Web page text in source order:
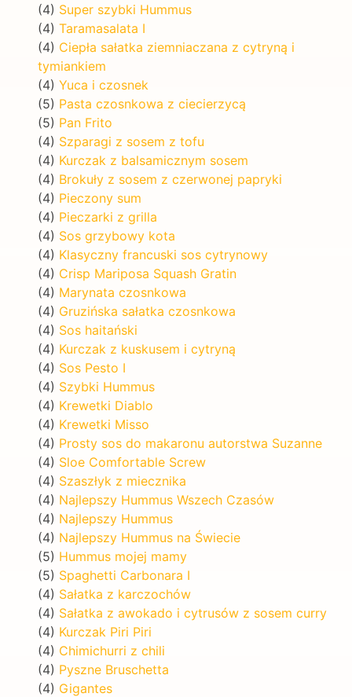
(4) Super szybki Hummus
(4) Taramasalata I
(4) Ciepła sałatka ziemniaczana z cytryną i
tymiankiem
(4) Yuca i czosnek
(5) Pasta czosnkowa z ciecierzycą
(5) Pan Frito
(4) Szparagi z sosem z tofu
(4) Kurczak z balsamicznym sosem
(4) Brokuły z sosem z czerwonej papryki
(4) Pieczony sum
(4) Pieczarki z grilla
(4) Sos grzybowy kota
(4) Klasyczny francuski sos cytrynowy
(4) Crisp Mariposa Squash Gratin
(4) Marynata czosnkowa
(4) Gruzińska sałatka czosnkowa
(4) Sos haitański
(4) Kurczak z kuskusem i cytryną
(4) Sos Pesto I
(4) Szybki Hummus
(4) Krewetki Diablo
(4) Krewetki Misso
(4) Prosty sos do makaronu autorstwa Suzanne
(4) Sloe Comfortable Screw
(4) Szaszłyk z miecznika
(4) Najlepszy Hummus Wszech Czasów
(4) Najlepszy Hummus
(4) Najlepszy Hummus na Świecie
(5) Hummus mojej mamy
(5) Spaghetti Carbonara I
(4) Sałatka z karczochów
(4) Sałatka z awokado i cytrusów z sosem curry
(4) Kurczak Piri Piri
(4) Chimichurri z chili
(4) Pyszne Bruschetta
(4) Gigantes